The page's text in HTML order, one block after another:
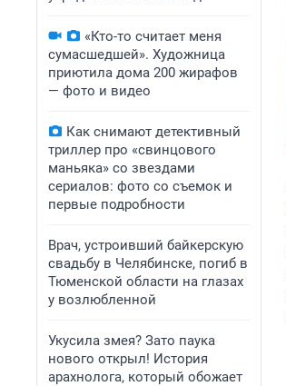
«Кто-то считает меня
сумасшедшей». Художница
приютила дома 200 жирафов
— фото и видео
Как снимают детективный
триллер про «свинцового
маньяка» со звездами
сериалов: фото со съемок и
первые подробности
Врач, устроивший байкерскую
свадьбу в Челябинске, погиб в
Тюменской области на глазах
у возлюбленной
Укусила змея? Зато паука
нового открыл! История
арахнолога, который обожает